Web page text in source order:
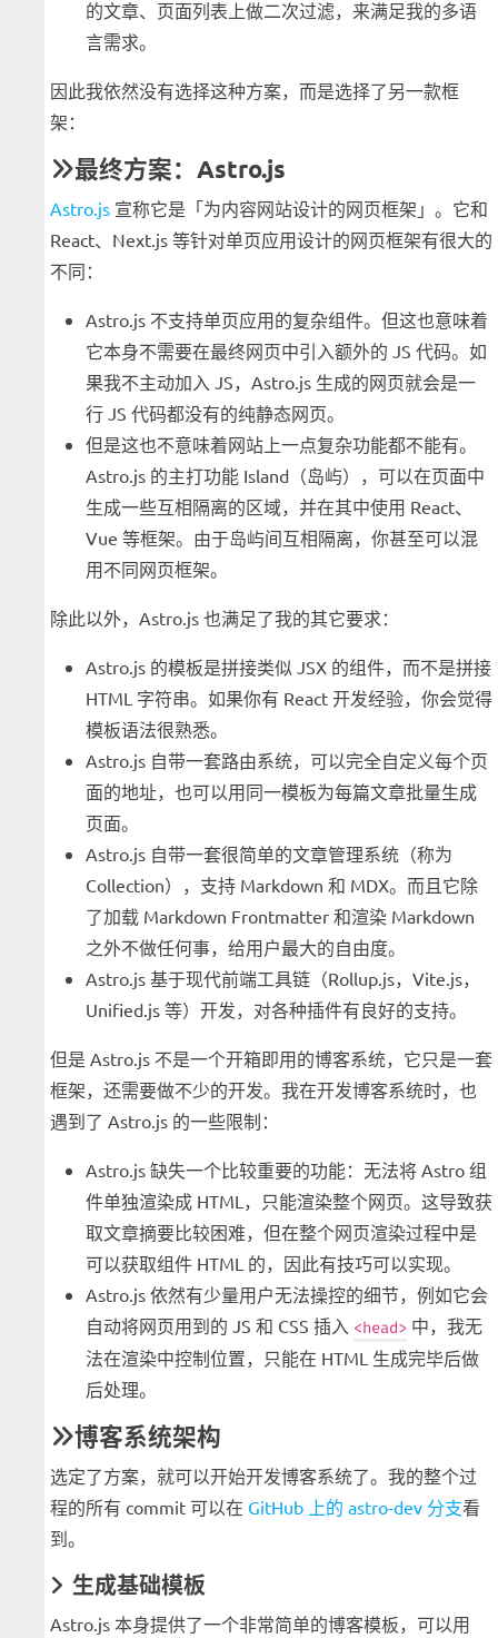
的文章、页面列表上做二次过滤，来满足我的多语
言需求。
因此我依然没有选择这种方案，而是选择了另一款框
架：
最终方案：Astro.js
Astro.js 宣称它是「为内容网站设计的网页框架」。它和
React、Next.js 等针对单页应用设计的网页框架有很大的
不同：
Astro.js 不支持单页应用的复杂组件。但这也意味着
它本身不需要在最终网页中引入额外的 JS 代码。如
果我不主动加入 JS，Astro.js 生成的网页就会是一
行 JS 代码都没有的纯静态网页。
但是这也不意味着网站上一点复杂功能都不能有。
Astro.js 的主打功能 Island（岛屿），可以在页面中
生成一些互相隔离的区域，并在其中使用 React、
Vue 等框架。由于岛屿间互相隔离，你甚至可以混
用不同网页框架。
除此以外，Astro.js 也满足了我的其它要求：
Astro.js 的模板是拼接类似 JSX 的组件，而不是拼接
HTML 字符串。如果你有 React 开发经验，你会觉得
模板语法很熟悉。
Astro.js 自带一套路由系统，可以完全自定义每个页
面的地址，也可以用同一模板为每篇文章批量生成
页面。
Astro.js 自带一套很简单的文章管理系统（称为
Collection），支持 Markdown 和 MDX。而且它除
了加载 Markdown Frontmatter 和渲染 Markdown
之外不做任何事，给用户最大的自由度。
Astro.js 基于现代前端工具链（Rollup.js，Vite.js，
Unified.js 等）开发，对各种插件有良好的支持。
但是 Astro.js 不是一个开箱即用的博客系统，它只是一套
框架，还需要做不少的开发。我在开发博客系统时，也
遇到了 Astro.js 的一些限制：
Astro.js 缺失一个比较重要的功能：无法将 Astro 组
件单独渲染成 HTML，只能渲染整个网页。这导致获
取文章摘要比较困难，但在整个网页渲染过程中是
可以获取组件 HTML 的，因此有技巧可以实现。
Astro.js 依然有少量用户无法操控的细节，例如它会
自动将网页用到的 JS 和 CSS 插入 <head> 中，我无
法在渲染中控制位置，只能在 HTML 生成完毕后做
后处理。
博客系统架构
选定了方案，就可以开始开发博客系统了。我的整个过
程的所有 commit 可以在 GitHub 上的 astro-dev 分支看
到。
生成基础模板
Astro.js 本身提供了一个非常简单的博客模板，可以用